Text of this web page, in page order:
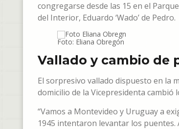
congregarse desde las 15 en el
del Interior, Eduardo ‘Wado’ de Pedro.
Foto: Eliana Obregón
Vallado y cambio de
El sorpresivo vallado dispuesto en la
domicilio de la Vicepresidenta cambió
“Vamos a Montevideo y Uruguay a
1945 intentaron levantar los puentes.